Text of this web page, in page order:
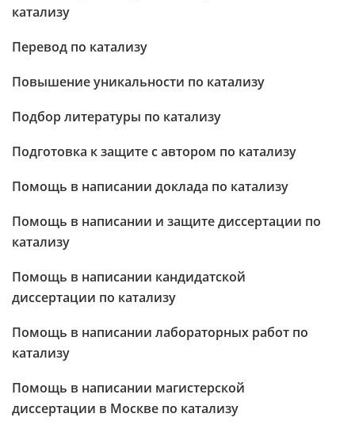
катализу
Перевод по катализу
Повышение уникальности по катализу
Подбор литературы по катализу
Подготовка к защите с автором по катализу
Помощь в написании доклада по катализу
Помощь в написании и защите диссертации по
катализу
Помощь в написании кандидатской
диссертации по катализу
Помощь в написании лабораторных работ по
катализу
Помощь в написании магистерской
диссертации в Москве по катализу